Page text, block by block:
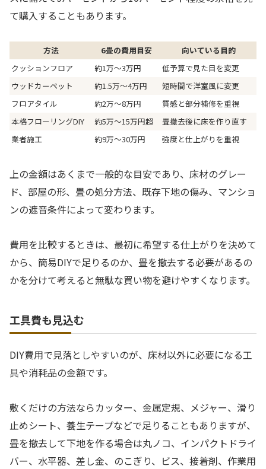
て購入することもあります。
方法 6畳の費用目安
向いている目的
クッションフロア
約1万〜3万円
低予算で見た目を変更
ウッドカーペット
約1.5万〜4万円
短時間で洋室風に変更
フロアタイル
約2万〜8万円
質感と部分補修を重視
本格フローリングDIY
約5万〜15万円超
畳撤去後に床を作り直す
業者施工
約9万〜30万円 強度と仕上がりを重視
上の金額はあくまで一般的な目安であり、床材のグレー
ド、部屋の形、畳の処分方法、既存下地の傷み、マンショ
ンの遮音条件によって変わります。
費用を比較するときは、最初に希望する仕上がりを決めて
から、簡易DIYで足りるのか、畳を撤去する必要があるの
かを分けて考えると無駄な買い物を避けやすくなります。
工具費も見込む
DIY費用で見落としやすいのが、床材以外に必要になる工
具や消耗品の金額です。
敷くだけの方法ならカッター、金属定規、メジャー、滑り
止めシート、養生テープなどで足りることもありますが、
畳を撤去して下地を作る場合は丸ノコ、インパクトドライ
バー、水平器、差し金、のこぎり、ビス、接着剤、作業用